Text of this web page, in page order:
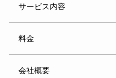
サービス内容
料金
会社概要